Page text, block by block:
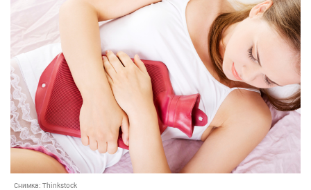
Снимка: Thinkstock